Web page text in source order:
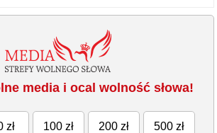
media i ocal wolność słowa!
zł 100 zł 200 zł 500 zł